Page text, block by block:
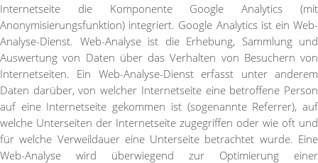
Internetseite die Komponente Google Analytics (mit
Anonymisierungsfunktion) integriert. Google Analytics ist ein Web-
Analyse-Dienst. Web-Analyse ist die Erhebung, Sammlung und
Auswertung von Daten über das Verhalten von Besuchern von
Internetseiten. Ein Web-Analyse-Dienst erfasst unter anderem
Daten darüber, von welcher Internetseite eine betroffene Person
auf eine Internetseite gekommen ist (sogenannte Referrer), auf
welche Unterseiten der Internetseite zugegriffen oder wie oft und
für welche Verweildauer eine Unterseite betrachtet wurde. Eine
Web-Analyse wird überwiegend zur Optimierung einer